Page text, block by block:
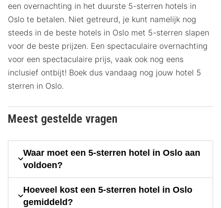
een overnachting in het duurste 5-sterren hotels in
Oslo te betalen. Niet getreurd, je kunt namelijk nog
steeds in de beste hotels in Oslo met 5-sterren slapen
voor de beste prijzen. Een spectaculaire overnachting
voor een spectaculaire prijs, vaak ook nog eens
inclusief ontbijt! Boek dus vandaag nog jouw hotel 5
sterren in Oslo.
Meest gestelde vragen
Waar moet een 5-sterren hotel in Oslo aan
voldoen?
Hoeveel kost een 5-sterren hotel in Oslo
gemiddeld?